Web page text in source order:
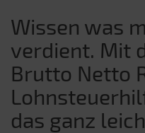
Wissen was
verdient. Mit
Brutto Netto
das ganz